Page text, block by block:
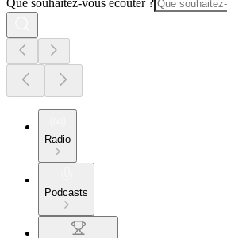
Que souhaitez-vous écouter ?
Radio
Podcasts